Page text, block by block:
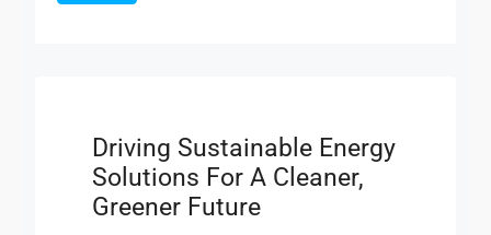
Driving Sustainable Energy
Solutions For A Cleaner,
Greener Future